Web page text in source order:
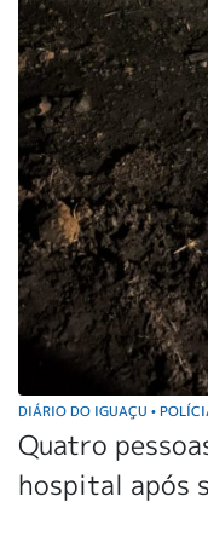
DIÁRIO DO IGUAÇU •
Quatro
hospital após